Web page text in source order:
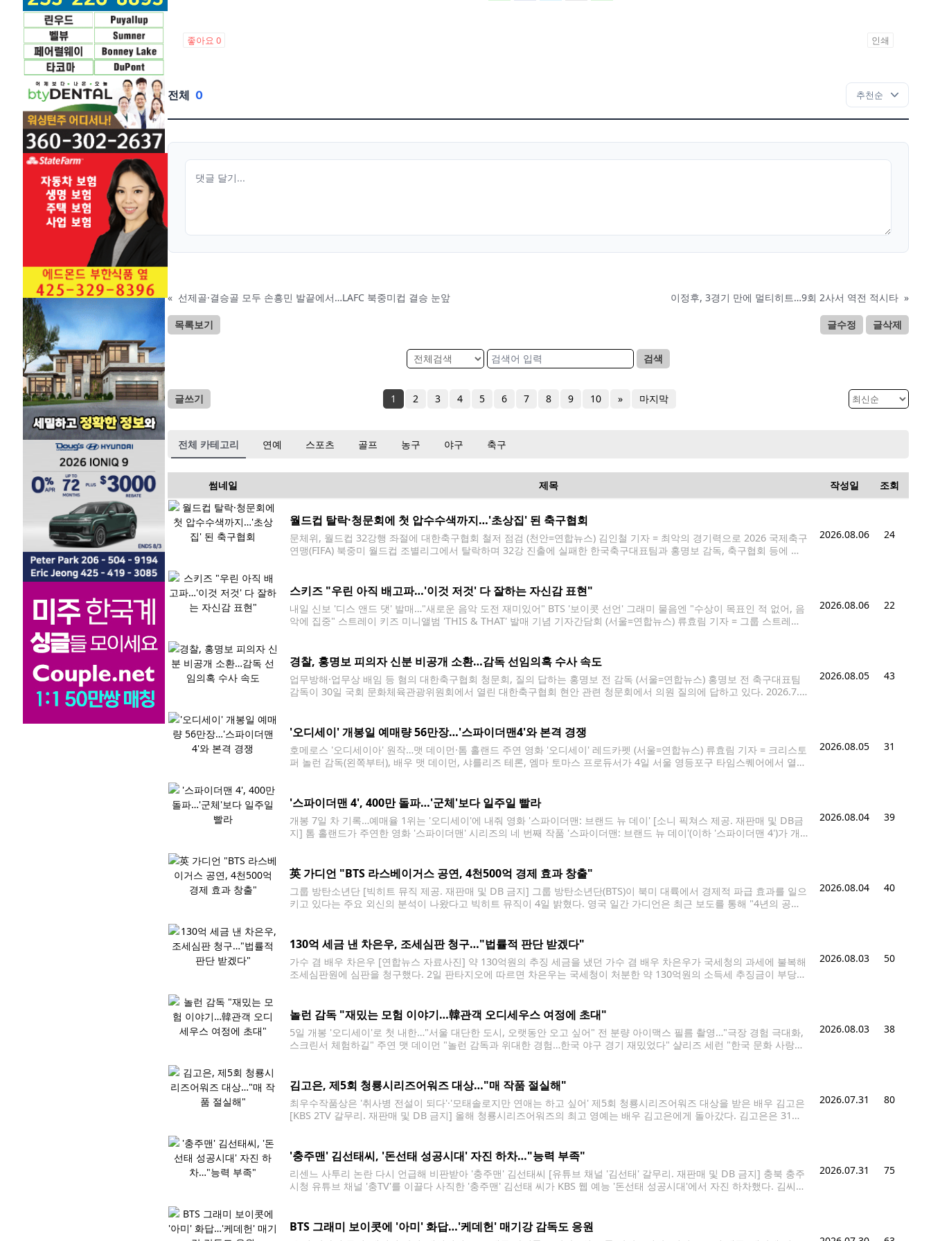
좋아요 0 인쇄
전체 0
« 선제골·결승골 모두 손흥민 발끝에서…LAFC 북중미컵 결승 눈앞 이정후, 3경기 만에 멀티히트…9회 2사서 역전 적시타 »
목록보기 글수정 글삭제
검색
글쓰기 1 2 3 4 5 6 7 8 9 10 » 마지막
전체 카테고리 연예 스포츠 골프 농구 야구 축구
썸네일 제목 작성일 조회
월드컵 탈락·청문회에 첫 압수수색까지…'초상집' 된 축구협회
문체위, 월드컵 32강행 좌절에 대한축구협회 철저 점검 (천안=연합뉴스) 김인철 기자 = 최악의 경기력으로 2026 국제축구
연맹(FIFA) 북중미 월드컵 조별리그에서 탈락하며 32강 진출에 실패한 한국축구대표팀과 홍명보 감독, 축구협회 등에 대
2026.08.06 24
스키즈 "우린 아직 배고파…'이것 저것' 다 잘하는 자신감 표현"
내일 신보 '디스 앤드 댓' 발매…"새로운 음악 도전 재미있어" BTS '보이콧 선언' 그래미 물음엔 "수상이 목표인 적 없어, 음
악에 집중" 스트레이 키즈 미니앨범 'THIS & THAT' 발매 기념 기자간담회 (서울=연합뉴스) 류효림 기자 = 그룹 스트레이
2026.08.06 22
경찰, 홍명보 피의자 신분 비공개 소환…감독 선임의혹 수사 속도
업무방해·업무상 배임 등 혐의 대한축구협회 청문회, 질의 답하는 홍명보 전 감독 (서울=연합뉴스) 홍명보 전 축구대표팀
감독이 30일 국회 문화체육관광위원회에서 열린 대한축구협회 현안 관련 청문회에서 의원 질의에 답하고 있다. 2026.7.3
2026.08.05 43
'오디세이' 개봉일 예매량 56만장…'스파이더맨4'와 본격 경쟁
호메로스 '오디세이아' 원작…맷 데이먼·톰 홀랜드 주연 영화 '오디세이' 레드카펫 (서울=연합뉴스) 류효림 기자 = 크리스토
퍼 놀런 감독(왼쪽부터), 배우 맷 데이먼, 샤를리즈 테론, 엠마 토마스 프로듀서가 4일 서울 영등포구 타임스퀘어에서 열린
2026.08.05 31
'스파이더맨 4', 400만 돌파…'군체'보다 일주일 빨라
개봉 7일 차 기록…예매율 1위는 '오디세이'에 내줘 영화 '스파이더맨: 브랜드 뉴 데이' [소니 픽쳐스 제공. 재판매 및 DB금
지] 톰 홀랜드가 주연한 영화 '스파이더맨' 시리즈의 네 번째 작품 '스파이더맨: 브랜드 뉴 데이'(이하 '스파이더맨 4')가 개
2026.08.04 39
英 가디언 "BTS 라스베이거스 공연, 4천500억 경제 효과 창출"
그룹 방탄소년단 [빅히트 뮤직 제공. 재판매 및 DB 금지] 그룹 방탄소년단(BTS)이 북미 대륙에서 경제적 파급 효과를 일으
키고 있다는 주요 외신의 분석이 나왔다고 빅히트 뮤직이 4일 밝혔다. 영국 일간 가디언은 최근 보도를 통해 "4년의 공백
2026.08.04 40
130억 세금 낸 차은우, 조세심판 청구…"법률적 판단 받겠다"
가수 겸 배우 차은우 [연합뉴스 자료사진] 약 130억원의 추징 세금을 냈던 가수 겸 배우 차은우가 국세청의 과세에 불복해
조세심판원에 심판을 청구했다. 2일 판타지오에 따르면 차은우는 국세청이 처분한 약 130억원의 소득세 추징금이 부당하
2026.08.03 50
놀런 감독 "재밌는 모험 이야기…韓관객 오디세우스 여정에 초대"
5일 개봉 '오디세이'로 첫 내한…"서울 대단한 도시, 오랫동안 오고 싶어" 전 분량 아이맥스 필름 촬영…"극장 경험 극대화,
스크린서 체험하길" 주연 맷 데이먼 "놀런 감독과 위대한 경험…한국 야구 경기 재밌었다" 샬리즈 세런 "한국 문화 사랑
2026.08.03 38
김고은, 제5회 청룡시리즈어워즈 대상…"매 작품 절실해"
최우수작품상은 '취사병 전설이 되다'·'모태솔로지만 연애는 하고 싶어' 제5회 청룡시리즈어워즈 대상을 받은 배우 김고은
[KBS 2TV 갈무리. 재판매 및 DB 금지] 올해 청룡시리즈어워즈의 최고 영예는 배우 김고은에게 돌아갔다. 김고은은 31일
2026.07.31 80
'충주맨' 김선태씨, '돈선태 성공시대' 자진 하차…"능력 부족"
리센느 사투리 논란 다시 언급해 비판받아 '충주맨' 김선태씨 [유튜브 채널 '김선태' 갈무리. 재판매 및 DB 금지] 충북 충주
시청 유튜브 채널 '충TV'를 이끌다 사직한 '충주맨' 김선태 씨가 KBS 웹 예능 '돈선태 성공시대'에서 자진 하차했다. 김씨는
2026.07.31 75
BTS 그래미 보이콧에 '아미' 화답…'케데헌' 매기강 감독도 응원